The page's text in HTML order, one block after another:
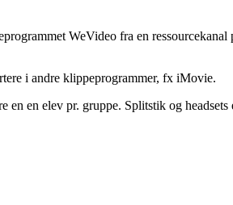
WeVideo fra en
i andre klippeprogrammer, fx iMovie.
en elev pr. gruppe. Splitstik og